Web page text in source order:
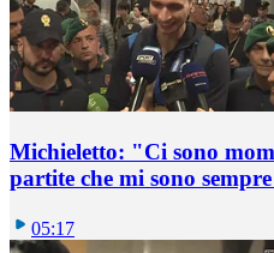
Michieletto: "Ci sono
partite che mi sono
05:17